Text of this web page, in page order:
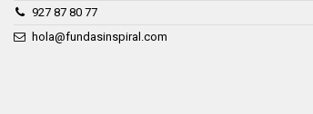
927 87 80 77
hola@fundasinspiral.com